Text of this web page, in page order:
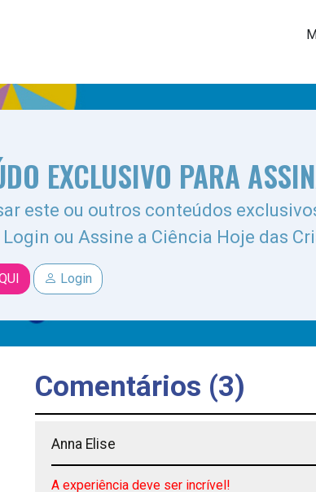
EXCLUSIVO PARA
este ou outros conteúdos
ou Assine a Ciência Hoje das
Login
Comentários (3)
Anna Elise
A experiência deve ser incrível!